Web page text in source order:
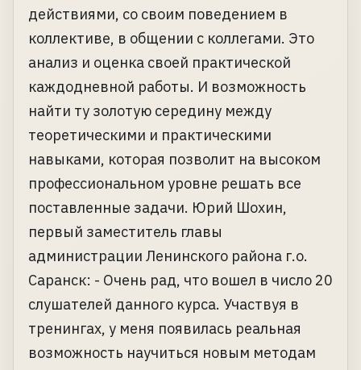
действиями, со своим поведением в
коллективе, в общении с коллегами. Это
анализ и оценка своей практической
каждодневной работы. И возможность
найти ту золотую середину между
теоретическими и практическими
навыками, которая позволит на высоком
профессиональном уровне решать все
поставленные задачи. Юрий Шохин,
первый заместитель главы
администрации Ленинского района г.о.
Саранск: - Очень рад, что вошел в число 20
слушателей данного курса. Участвуя в
тренингах, у меня появилась реальная
возможность научиться новым методам